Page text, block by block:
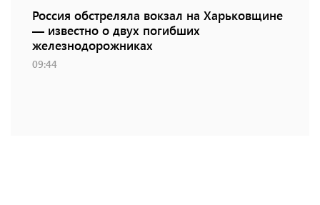
Россия обстреляла вокзал на Харьковщине
— известно о двух погибших
железнодорожниках
09:44